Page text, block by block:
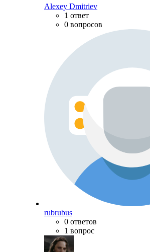
Alexey Dmitriev
1 ответ
0 вопросов
rubrubus
0 ответов
1 вопрос